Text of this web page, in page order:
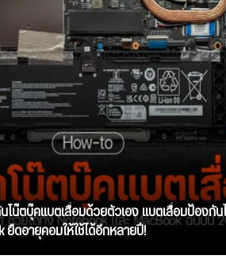
น๊ตบุ๊คแบตเสื่อมด้วยตัวเอง แบตเสื่อมป้องกั
ยืดอายุคอมให้ใช้ได้อีกหลายปี!